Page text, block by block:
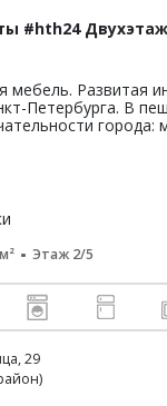
#hth24
инфраструктура.
Петербурга. В
города:
Этаж 2/5
29